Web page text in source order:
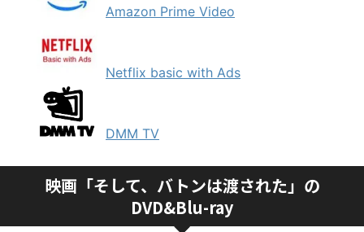
Amazon Prime Video
Netflix basic with Ads
DMM TV
映画「そして、バトンは渡された」の
DVD&Blu-ray